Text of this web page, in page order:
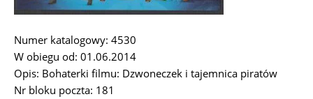
Numer katalogowy: 4530
W obiegu od: 01.06.2014
Opis: Bohaterki filmu: Dzwoneczek i tajemnica piratów
Nr bloku poczta: 181